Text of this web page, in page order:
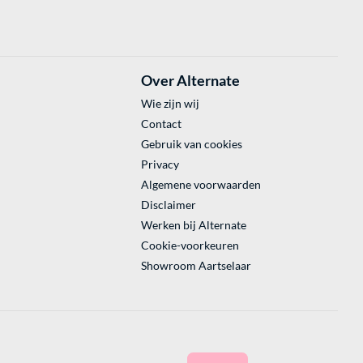
Over Alternate
Wie zijn wij
Contact
Gebruik van cookies
Privacy
Algemene voorwaarden
Disclaimer
Werken bij Alternate
Cookie-voorkeuren
Showroom Aartselaar